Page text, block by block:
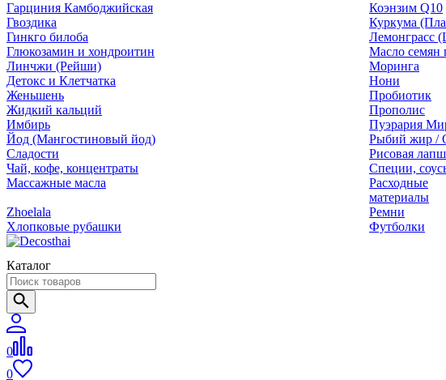
Гарциния Камбоджийская
Гвоздика
Гинкго билоба
Глюкозамин и хондроитин
Линчжи (Рейши)
Детокс и Клетчатка
Женьшень
Жидкий кальций
Имбирь
Йод (Мангостиновый йод)
Коэнзим Q10
Куркума
Лемонграсс
Масло семян
Моринга
Нони
Пробиотик
Прополис
Пуэрария
Рыбий жир /
Сладости
Чай, кофе, концентраты
Рисовая
Специи,
Массажные масла
Расходные
материалы
Zhoelala
Хлопковые рубашки
Ремни
Футболки
Каталог
0
0